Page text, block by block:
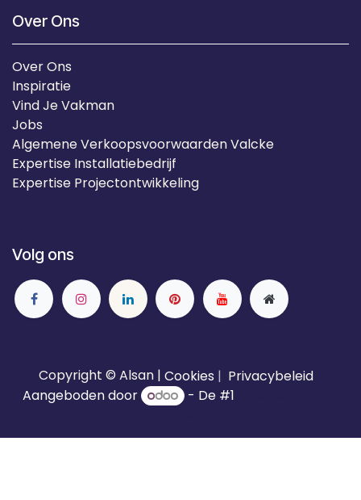
Over Ons
Over Ons
Inspiratie
Vind Je Vakman
Jobs
Algemene Verkoopsvoorwaarden Valcke
Expertise Installatiebedrijf
Expertise Projectontwikkeling
Volg ons
Copyright © Alsan | Cookies | Privacybeleid
Aangeboden door
- De #1